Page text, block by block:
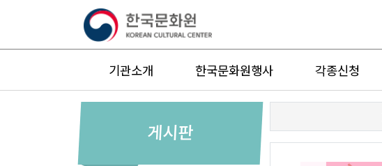
기관소개 한국문화원행사 각종신청
게시판